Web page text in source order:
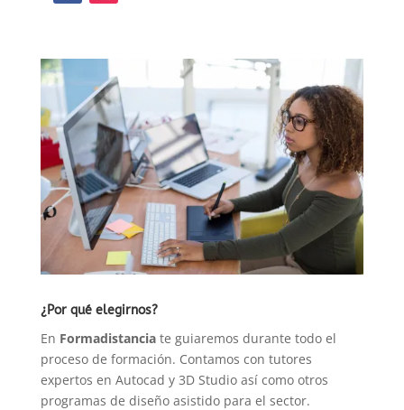
¿Por qué elegirnos?
En Formadistanciate guiaremos durante todo el
proceso de formación. Contamos con tutores
expertos en Autocad y 3D Studio así como otros
programas de diseño asistido para el sector.